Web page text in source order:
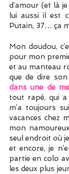
d’amour (et là
lui aussi il est
Putain, 37… ça
Mon doudou,
pour mon
et au manteau
que de dire
dans une de
tout rapé, qui a
m’a toujours
vacances chez
mon
seul endroit où
et encore, je
partie en colo
les deux plus